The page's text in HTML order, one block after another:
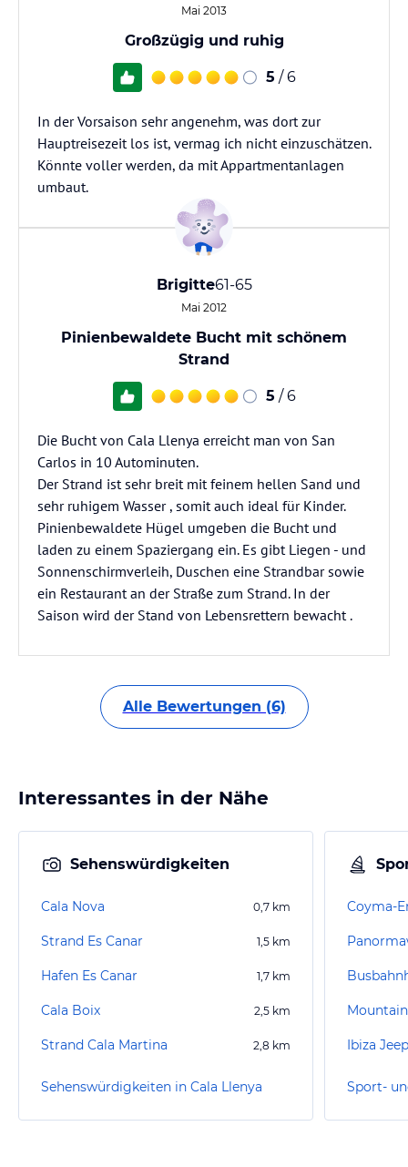
Mai 2013
Großzügig und ruhig
5 / 6
In der Vorsaison sehr angenehm, was dort zur
Hauptreisezeit los ist, vermag ich nicht einzuschätzen.
Könnte voller werden, da mit Appartmentanlagen
umbaut.
Brigitte61-65
Mai 2012
Pinienbewaldete Bucht mit schönem
Strand
5 / 6
Die Bucht von Cala Llenya erreicht man von San
Carlos in 10 Autominuten.
Der Strand ist sehr breit mit feinem hellen Sand und
sehr ruhigem Wasser , somit auch ideal für Kinder.
Pinienbewaldete Hügel umgeben die Bucht und
laden zu einem Spaziergang ein. Es gibt Liegen - und
Sonnenschirmverleih, Duschen eine Strandbar sowie
ein Restaurant an der Straße zum Strand. In der
Saison wird der Stand von Lebensrettern bewacht .
Alle Bewertungen (6)
Interessantes in der Nähe
Sehenswürdigkeiten
Cala Nova 0,7 km
Strand Es Canar 1,5 km
Hafen Es Canar 1,7 km
Cala Boix 2,5 km
Strand Cala Martina 2,8 km
Sehenswürdigkeiten in Cala Llenya
Coyma-
Ibiza